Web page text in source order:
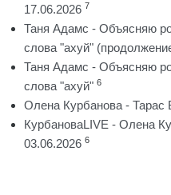
17.06.2026 7
Таня Адамс - Объясняю
слова "ахуй"
Таня Адамс - Объясняю
слова "ахуй" 6
Олена Курбанова - Тарас
КурбановаLIVE - Олена
03.06.2026 6